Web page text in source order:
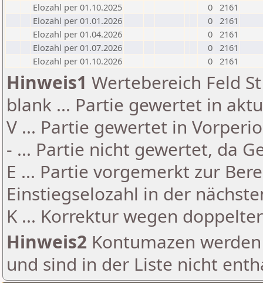
Elozahl per 01.10.2025
0 2161
Elozahl per 01.01.2026
0 2161
Elozahl per 01.04.2026
0 2161
Elozahl per 01.07.2026
0 2161
Elozahl per 01.10.2026
0 2161
Hinweis1 Wertebereich Feld
blank ... Partie gewertet in
V ... Partie gewertet in
- ... Partie nicht gewertet, da
E ... Partie vorgemerkt zur
Einstiegselozahl in der
K ... Korrektur wegen
Hinweis2 Kontumazen
und sind in der Liste nicht